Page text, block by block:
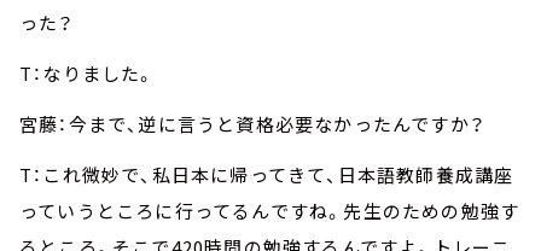
った？
T：なりました。
宮藤：今まで、逆に言うと資格必要なかったんですか？
T：これ微妙で、私日本に帰ってきて、日本語教師養成講座
っていうところに行ってるんですね。先生のための勉強す